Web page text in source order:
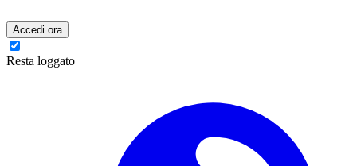
Accedi ora
Resta loggato